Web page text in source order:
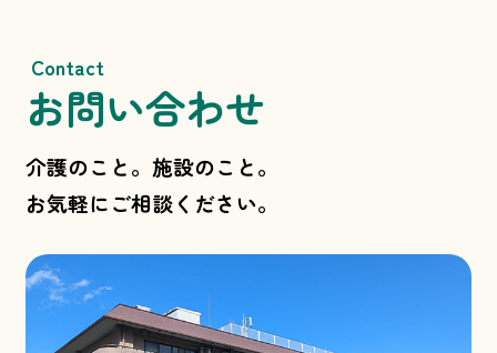
Contact
お問い合わせ
介護のこと。施設のこと。
お気軽にご相談ください。